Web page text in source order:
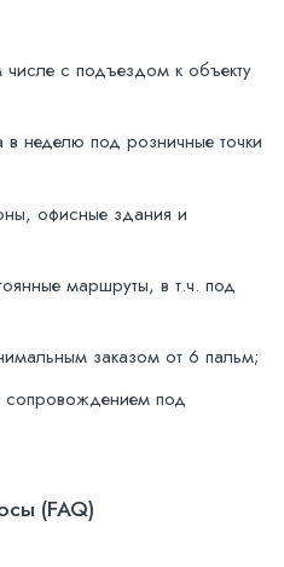
с подъездом к объекту
неделю под розничные точки
офисные здания и
маршруты, в т.ч. под
заказом от 6 пальм;
сопровождением под
(FAQ)